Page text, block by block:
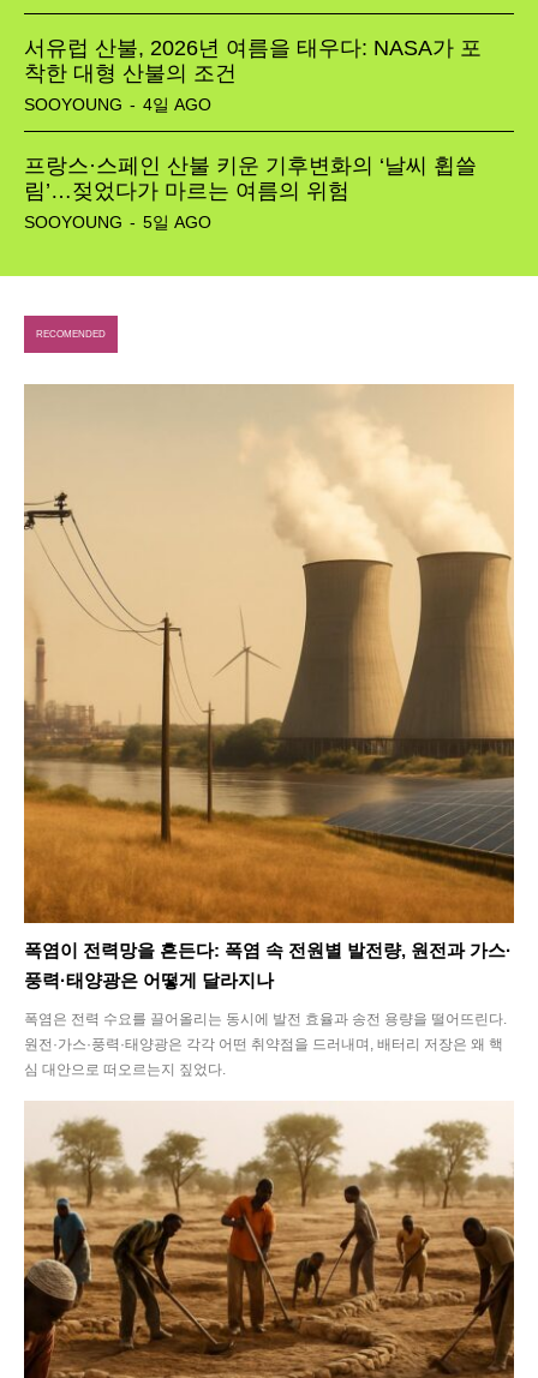
서유럽 산불, 2026년 여름을 태우다: NASA가 포
착한 대형 산불의 조건
SOOYOUNG - 4일 AGO
프랑스·스페인 산불 키운 기후변화의 ‘날씨 휩쓸
림’…젖었다가 마르는 여름의 위험
SOOYOUNG - 5일 AGO
RECOMENDED
폭염이 전력망을 흔든다: 폭염 속 전원별 발전량, 원전과 가스·
풍력·태양광은 어떻게 달라지나
폭염은 전력 수요를 끌어올리는 동시에 발전 효율과 송전 용량을 떨어뜨린다.
원전·가스·풍력·태양광은 각각 어떤 취약점을 드러내며, 배터리 저장은 왜 핵
심 대안으로 떠오르는지 짚었다.